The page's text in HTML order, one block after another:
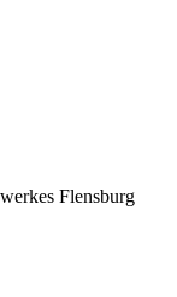
Flensburg